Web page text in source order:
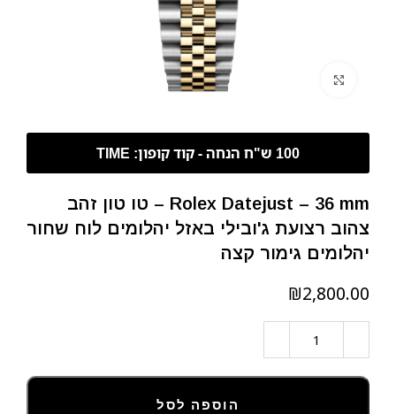
Rolex Datejust – 36 mm – טו טון זהב
צהוב רצועת ג'ובילי באזל יהלומים לוח שחור
יהלומים גימור קצה
₪
הוספה לסל